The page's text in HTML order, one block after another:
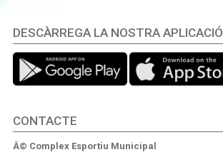
DESCÀRREGA LA NOSTRA APLICACIÓ
CONTACTE
Â© Complex Esportiu Municipal